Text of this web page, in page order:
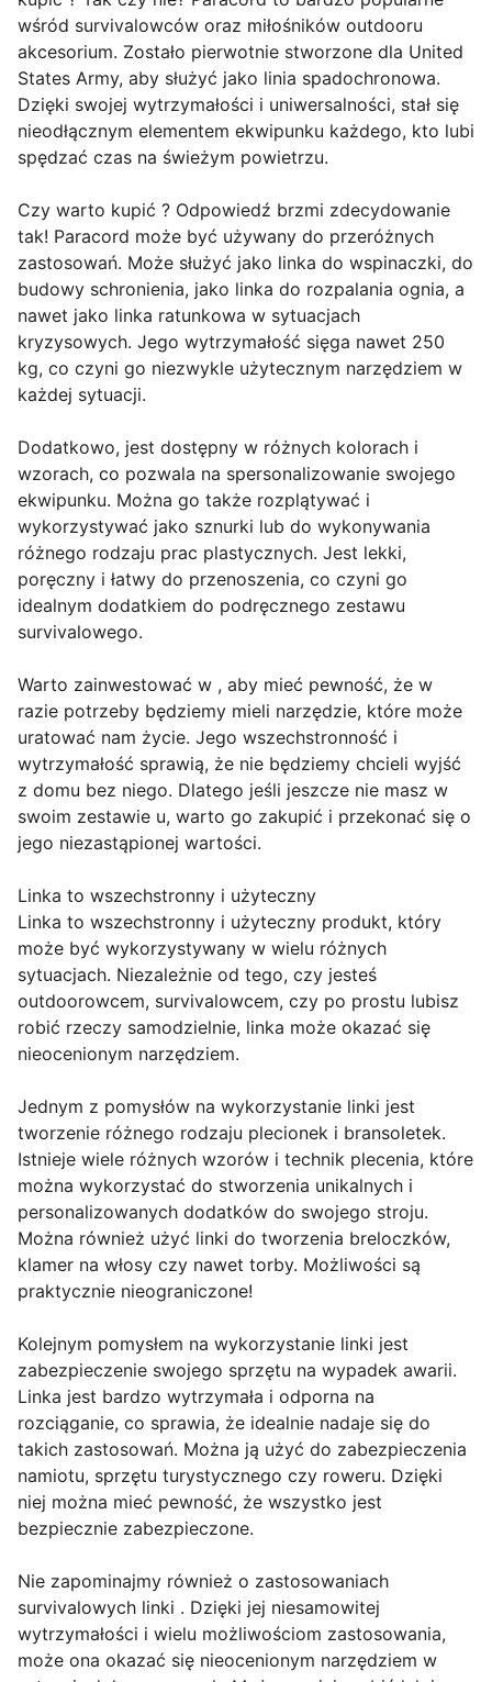
wśród survivalowców oraz miłośników outdooru
akcesorium. Zostało pierwotnie stworzone dla United
States Army, aby służyć jako linia spadochronowa.
Dzięki swojej wytrzymałości i uniwersalności, stał się
nieodłącznym elementem ekwipunku każdego, kto lubi
spędzać czas na świeżym powietrzu.
Czy warto kupić ? Odpowiedź brzmi zdecydowanie
tak! Paracord może być używany do przeróżnych
zastosowań. Może służyć jako linka do wspinaczki, do
budowy schronienia, jako linka do rozpalania ognia, a
nawet jako linka ratunkowa w sytuacjach
kryzysowych. Jego wytrzymałość sięga nawet 250
kg, co czyni go niezwykle użytecznym narzędziem w
każdej sytuacji.
Dodatkowo, jest dostępny w różnych kolorach i
wzorach, co pozwala na spersonalizowanie swojego
ekwipunku. Można go także rozplątywać i
wykorzystywać jako sznurki lub do wykonywania
różnego rodzaju prac plastycznych. Jest lekki,
poręczny i łatwy do przenoszenia, co czyni go
idealnym dodatkiem do podręcznego zestawu
survivalowego.
Warto zainwestować w , aby mieć pewność, że w
razie potrzeby będziemy mieli narzędzie, które może
uratować nam życie. Jego wszechstronność i
wytrzymałość sprawią, że nie będziemy chcieli wyjść
z domu bez niego. Dlatego jeśli jeszcze nie masz w
swoim zestawie u, warto go zakupić i przekonać się o
jego niezastąpionej wartości.
Linka to wszechstronny i użyteczny
Linka to wszechstronny i użyteczny produkt, który
może być wykorzystywany w wielu różnych
sytuacjach. Niezależnie od tego, czy jesteś
outdoorowcem, survivalowcem, czy po prostu lubisz
robić rzeczy samodzielnie, linka może okazać się
nieocenionym narzędziem.
Jednym z pomysłów na wykorzystanie linki jest
tworzenie różnego rodzaju plecionek i bransoletek.
Istnieje wiele różnych wzorów i technik plecenia, które
można wykorzystać do stworzenia unikalnych i
personalizowanych dodatków do swojego stroju.
Można również użyć linki do tworzenia breloczków,
klamer na włosy czy nawet torby. Możliwości są
praktycznie nieograniczone!
Kolejnym pomysłem na wykorzystanie linki jest
zabezpieczenie swojego sprzętu na wypadek awarii.
Linka jest bardzo wytrzymała i odporna na
rozciąganie, co sprawia, że idealnie nadaje się do
takich zastosowań. Można ją użyć do zabezpieczenia
namiotu, sprzętu turystycznego czy roweru. Dzięki
niej można mieć pewność, że wszystko jest
bezpiecznie zabezpieczone.
Nie zapominajmy również o zastosowaniach
survivalowych linki . Dzięki jej niesamowitej
wytrzymałości i wielu możliwościom zastosowania,
może ona okazać się nieocenionym narzędziem w